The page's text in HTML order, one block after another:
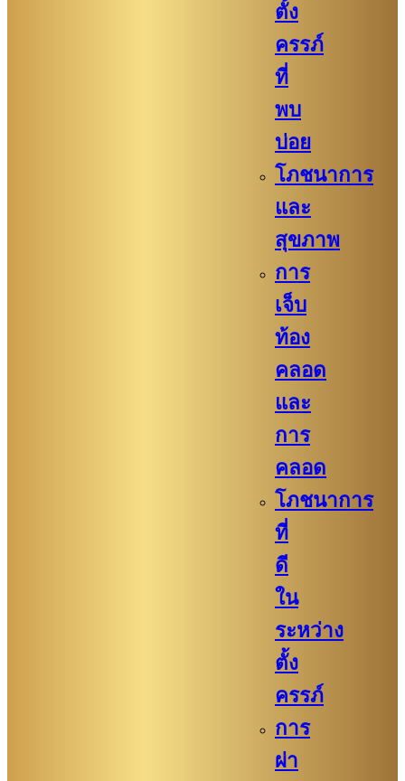
ตั้ง
ครรภ์
ที่
พบ
บ่อย
โภชนาการ
และ
สุขภาพ
การ
เจ็บ
ท้อง
คลอด
และ
การ
คลอด
โภชนาการ
ที่
ดี
ใน
ระหว่าง
ตั้ง
ครรภ์
การ
ผ่า